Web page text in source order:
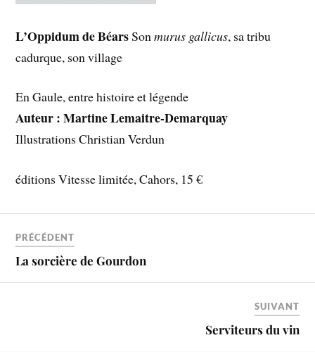
L’Oppidum de BéarsSonmurus gallicus, sa tribu
cadurque, son village
En Gaule, entre histoire et légende
Auteur : Martine Lemaitre-Demarquay
Illustrations Christian Verdun
éditions Vitesse limitée, Cahors, 15 €
PRÉCÉDENT
La sorcière de Gourdon
SUIVANT
Serviteurs du vin